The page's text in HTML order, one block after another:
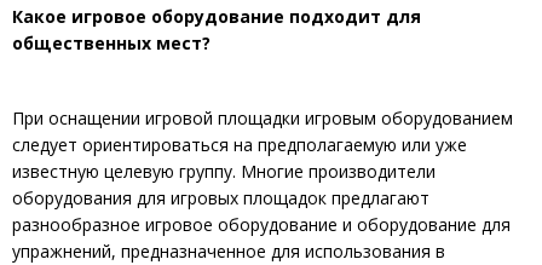
Какое игровое оборудование подходит для
общественных мест?
При оснащении игровой площадки игровым оборудованием
следует ориентироваться на предполагаемую или уже
известную целевую группу. Многие производители
оборудования для игровых площадок предлагают
разнообразное игровое оборудование и оборудование для
упражнений, предназначенное для использования в